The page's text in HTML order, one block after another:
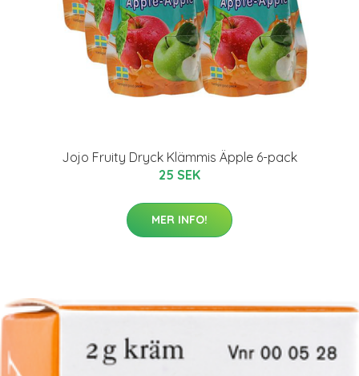
Jojo Fruity Dryck Klämmis Äpple 6-pack
25 SEK
MER INFO!